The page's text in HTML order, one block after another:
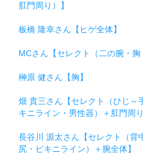
肛門周り）】
板橋 隆幸さん【ヒゲ全体】
MCさん【セレクト（二の腕・胸
榊原 健さん【胸】
畑 貴三さん【セレクト（ひじ～
キニライン・男性器）＋肛門周り
長谷川 源太さん【セレクト（背
尻・ビキニライン）＋腕全体】